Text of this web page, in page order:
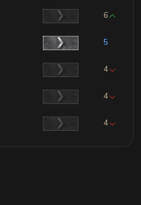
6
5
4
4
4